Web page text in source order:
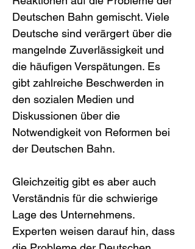
Deutschen Bahn gemischt. Viele
Deutsche sind verärgert über die
mangelnde Zuverlässigkeit und
die häufigen Verspätungen. Es
gibt zahlreiche Beschwerden in
den sozialen Medien und
Diskussionen über die
Notwendigkeit von Reformen bei
der Deutschen Bahn.
Gleichzeitig gibt es aber auch
Verständnis für die schwierige
Lage des Unternehmens.
Experten weisen darauf hin, dass